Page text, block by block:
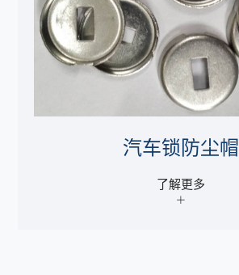
汽车锁防尘帽
了解更多